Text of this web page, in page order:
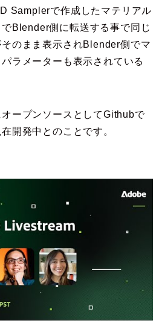
Samplerで作成したマテリアル
Blender側に転送する事で同じ
のまま表示されBlender側でマ
ラメーターも表示されている
ープンソースとしてGithubで
開発中とのことです。